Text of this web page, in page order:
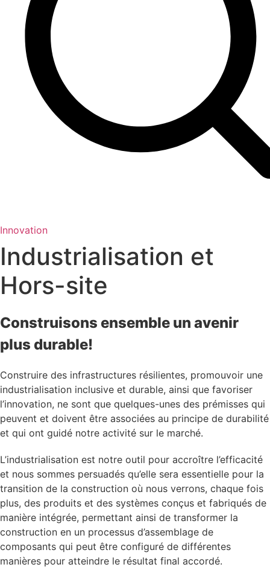
Innovation
Industrialisation et
Hors-site
Construisons ensemble un avenir
plus durable!
Construire des infrastructures résilientes, promouvoir une
industrialisation inclusive et durable, ainsi que favoriser
l’innovation, ne sont que quelques-unes des prémisses qui
peuvent et doivent être associées au principe de durabilité
et qui ont guidé notre activité sur le marché.
L’industrialisation est notre outil pour accroître l’efficacité
et nous sommes persuadés qu’elle sera essentielle pour la
transition de la construction où nous verrons, chaque fois
plus, des produits et des systèmes conçus et fabriqués de
manière intégrée, permettant ainsi de transformer la
construction en un processus d’assemblage de
composants qui peut être configuré de différentes
manières pour atteindre le résultat final accordé.